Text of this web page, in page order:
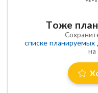
Тоже
списке
на